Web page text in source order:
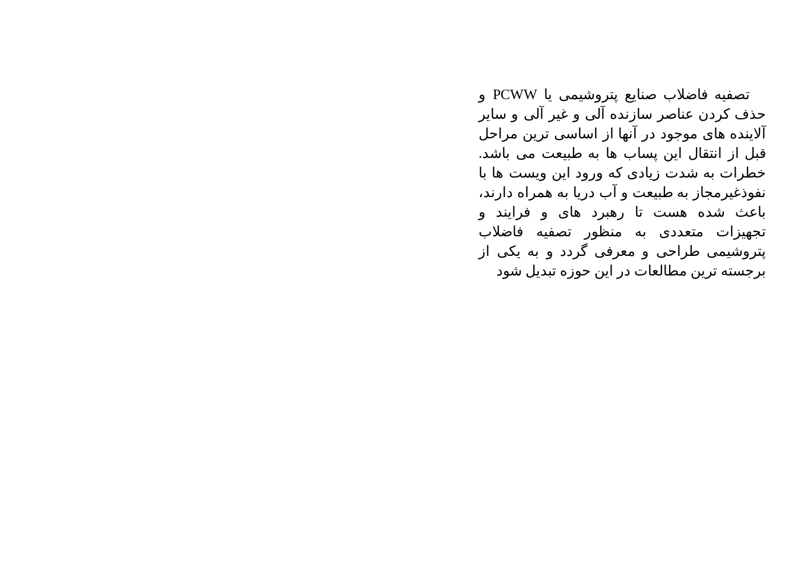
تصفیه فاضلاب صنایع پتروشیمی یا PCWW و
حذف کردن عناصر سازنده آلی و غیر آلی و سایر
آلاینده های موجود در آنها از اساسی ترین مراحل
قبل از انتقال این پساب ها به طبیعت می باشد.
خطرات به شدت زیادی که ورود این ویست ها با
نفوذغیرمجاز به طبیعت و آب دریا به همراه دارند،
باعث شده هست تا رهبرد های و فرایند و
تجهیزات متعددی به منظور تصفیه فاضلاب
پتروشیمی طراحی و معرفی گردد و به یکی از
برجسته ترین مطالعات در این حوزه تبدیل شود